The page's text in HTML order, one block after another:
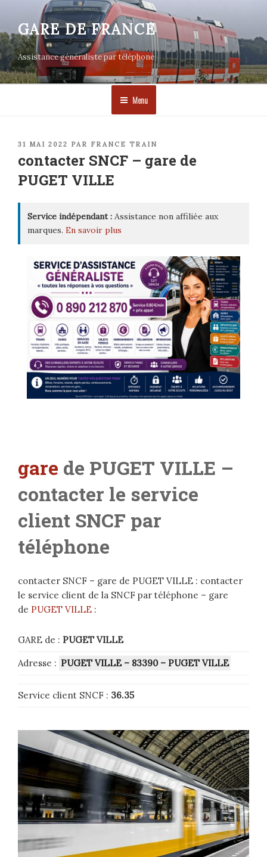
contenu
principal
GARE DE FRANCE
Assistance généraliste par téléphone
Menu
PUBLIÉ
31 MAI 2022 PAR FRANCE TRAIN
contacter SNCF – gare de
PUGET VILLE
Service indépendant : Assistance non affiliée aux
marques. En savoir plus
gare de PUGET VILLE –
contacter le service
client SNCF par
téléphone
contacter SNCF – gare de PUGET VILLE : contacter
le service client de la SNCF par téléphone – gare
de PUGET VILLE :
GARE de : PUGET VILLE
Adresse : PUGET VILLE – 83390 – PUGET VILLE
Service client SNCF : 36.35